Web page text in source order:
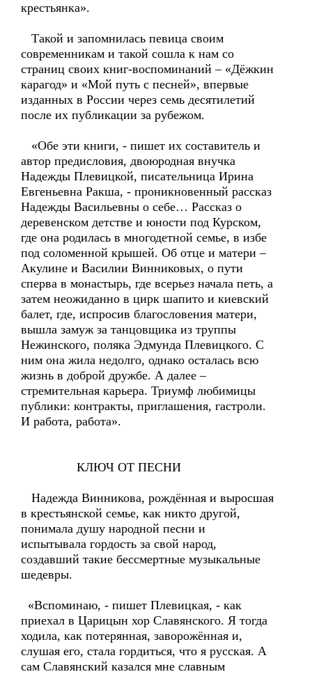
крестьянка».
Такой и запомнилась певица своим
современникам и такой сошла к нам со
страниц своих книг-воспоминаний – «Дёжкин
карагод» и «Мой путь с песней», впервые
изданных в России через семь десятилетий
после их публикации за рубежом.
«Обе эти книги, - пишет их составитель и
автор предисловия, двоюродная внучка
Надежды Плевицкой, писательница Ирина
Евгеньевна Ракша, - проникновенный рассказ
Надежды Васильевны о себе… Рассказ о
деревенском детстве и юности под Курском,
где она родилась в многодетной семье, в избе
под соломенной крышей. Об отце и матери –
Акулине и Василии Винниковых, о пути
сперва в монастырь, где всерьез начала петь, а
затем неожиданно в цирк шапито и киевский
балет, где, испросив благословения матери,
вышла замуж за танцовщика из труппы
Нежинского, поляка Эдмунда Плевицкого. С
ним она жила недолго, однако осталась всю
жизнь в доброй дружбе. А далее –
стремительная карьера. Триумф любимицы
публики: контракты, приглашения, гастроли.
И работа, работа».
КЛЮЧ ОТ ПЕСНИ
Надежда Винникова, рождённая и выросшая
в крестьянской семье, как никто другой,
понимала душу народной песни и
испытывала гордость за свой народ,
создавший такие бессмертные музыкальные
шедевры.
«Вспоминаю, - пишет Плевицкая, - как
приехал в Царицын хор Славянского. Я тогда
ходила, как потерянная, заворожённая и,
слушая его, стала гордиться, что я русская. А
сам Славянский казался мне славным